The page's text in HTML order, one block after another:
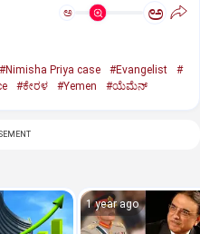
ಅ ಅ
#Nimisha Priya case #Evangelist
#
#ಕೇರಳ #Yemen #ಯೆಮೆನ್‌
1 year ago